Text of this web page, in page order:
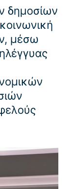
δημοσίων
μέσω